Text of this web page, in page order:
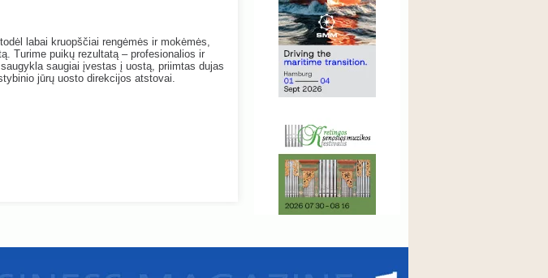
labai kruopščiai rengėmės ir mokėmės,
Turime puikų rezultatą – profesionalios ir
saugiai įvestas į uostą, priimtas dujas
jūrų uosto direkcijos atstovai.